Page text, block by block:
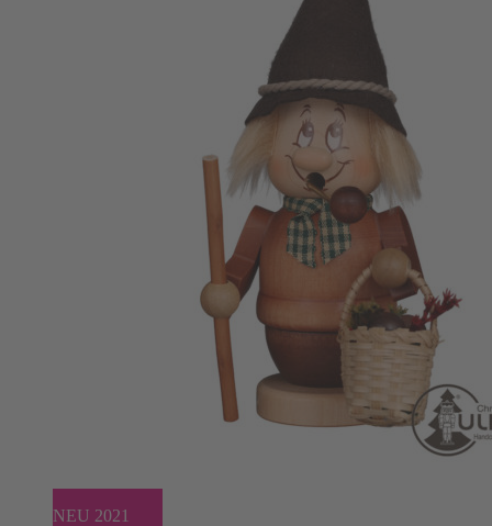
NEU 2021